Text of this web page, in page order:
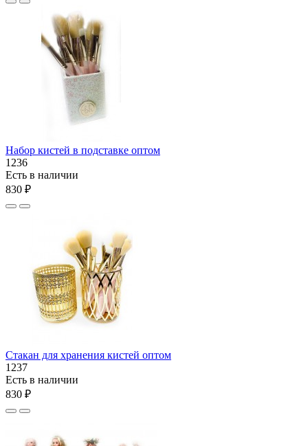
Набор кистей в подставке оптом
1236
Есть в наличии
830 ₽
Стакан для хранения кистей оптом
1237
Есть в наличии
830 ₽